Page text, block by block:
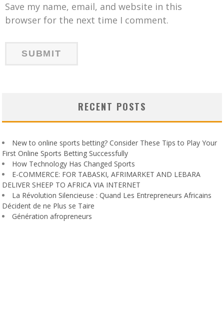
Save my name, email, and website in this
browser for the next time I comment.
RECENT POSTS
New to online sports betting? Consider These Tips to Play Your
First Online Sports Betting Successfully
How Technology Has Changed Sports
E-COMMERCE: FOR TABASKI, AFRIMARKET AND LEBARA
DELIVER SHEEP TO AFRICA VIA INTERNET
La Révolution Silencieuse : Quand Les Entrepreneurs Africains
Décident de ne Plus se Taire
Génération afropreneurs